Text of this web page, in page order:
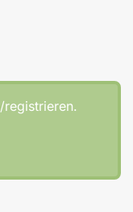
registrieren.